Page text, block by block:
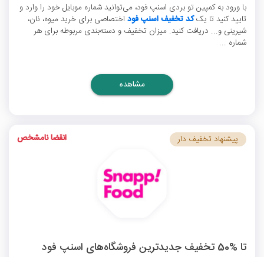
با ورود به کمپین تو بردی اسنپ فود، می‌توانید شماره موبایل خود را وارد و
تایید کنید تا یککد تخفیف اسنپ فود اختصاصی برای خرید میوه، نان،
شیرینی و... دریافت کنید. میزان تخفیف و دسته‌بندی مربوطه برای هر
شماره ...
مشاهده
تا %50 تخفیف جدیدترین فروشگاه‌های اسنپ فود
پیشنهاد تخفیف دار انقضا نامشخص